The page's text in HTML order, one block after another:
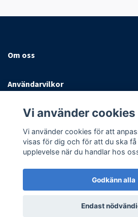
Om oss
Användarvilkor
Sociala medier
© 2026 Antispinn
Vi använder cookies
Vi använder cookies för att
visas för dig och för att du ska få
upplevelse när du handlar hos
Godkänn alla
Endast